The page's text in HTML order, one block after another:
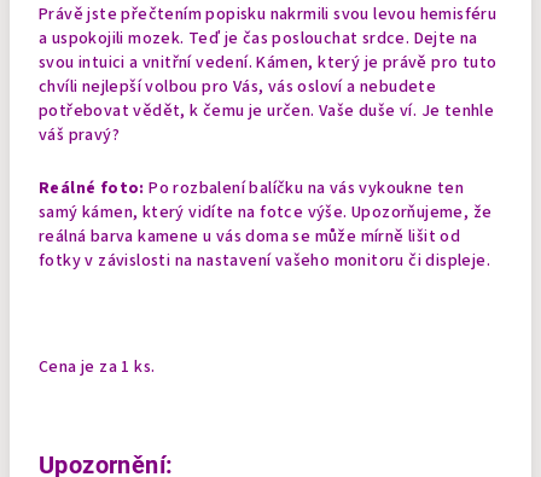
Právě jste přečtením popisku nakrmili svou levou hemisféru
a uspokojili mozek. Teď je čas poslouchat srdce. Dejte na
svou intuici a vnitřní vedení. Kámen, který je právě pro tuto
chvíli nejlepší volbou pro Vás, vás osloví a nebudete
potřebovat vědět, k čemu je určen. Vaše duše ví. Je tenhle
váš pravý?
Reálné foto: Po rozbalení balíčku na vás vykoukne ten
samý kámen, který vidíte na fotce výše. Upozorňujeme, že
reálná barva kamene u vás doma se může mírně lišit od
fotky v závislosti na nastavení vašeho monitoru či displeje.
Cena je za 1 ks.
Upozornění: